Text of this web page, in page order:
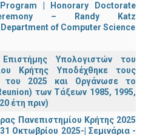
| Honorary Doctorate
– Randy Katz
of Computer Science
Υπολογιστών του
Κρήτης Υποδέχθηκε τους
του 2025 και Οργάνωσε το
των Τάξεων 1985, 1995,
έτη πριν)
Πανεπιστημίου Κρήτης 2025
Οκτωβρίου 2025-| Σεμινάρια -